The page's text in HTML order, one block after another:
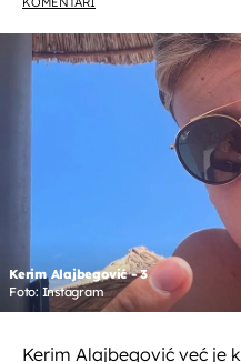
Kerim Alajbegović - 3
Foto: Instagram
Kerim Alajbegović već je